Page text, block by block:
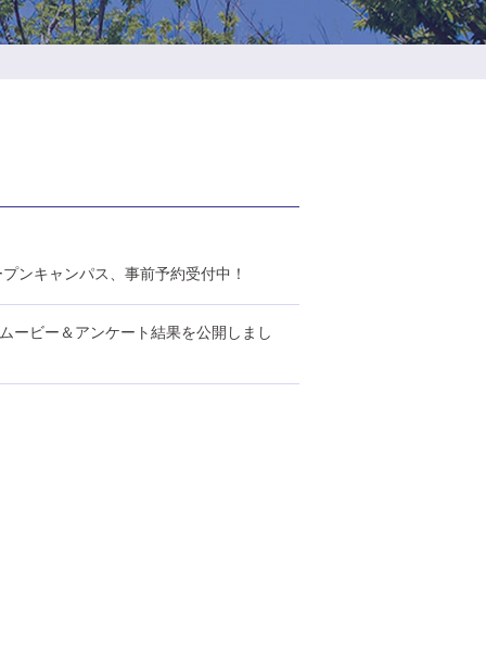
ンキャンパス、事前予約受付中！
ービー＆アンケート結果を公開しまし